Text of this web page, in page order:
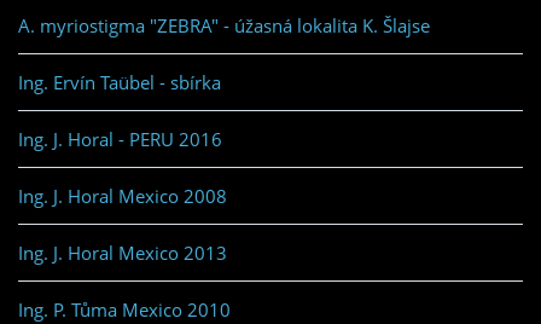
A. myriostigma "ZEBRA" - úžasná lokalita K. Šlajse
Ing. Ervín Taübel - sbírka
Ing. J. Horal - PERU 2016
Ing. J. Horal Mexico 2008
Ing. J. Horal Mexico 2013
Ing. P. Tůma Mexico 2010